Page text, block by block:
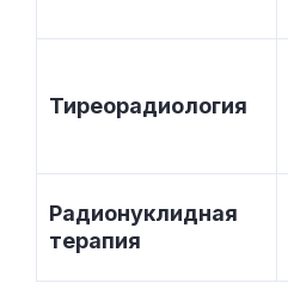
Тиреорадиология
Радионуклидная
терапия